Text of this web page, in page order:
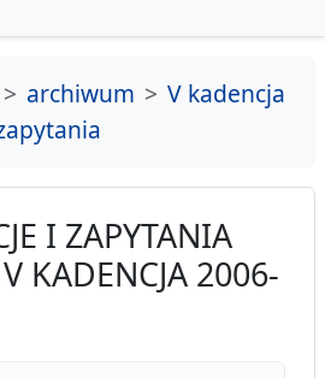
archiwum
V kadencja
I ZAPYTANIA
KADENCJA 2006-